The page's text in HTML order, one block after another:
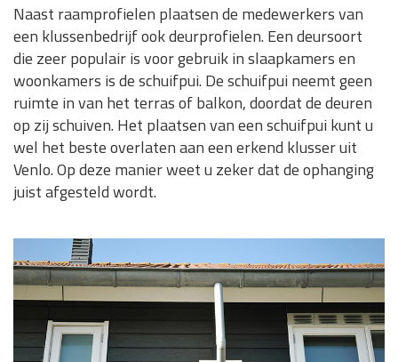
Naast raamprofielen plaatsen de medewerkers van
een klussenbedrijf ook deurprofielen. Een deursoort
die zeer populair is voor gebruik in slaapkamers en
woonkamers is de schuifpui. De schuifpui neemt geen
ruimte in van het terras of balkon, doordat de deuren
op zij schuiven. Het plaatsen van een schuifpui kunt u
wel het beste overlaten aan een erkend klusser uit
Venlo. Op deze manier weet u zeker dat de ophanging
juist afgesteld wordt.